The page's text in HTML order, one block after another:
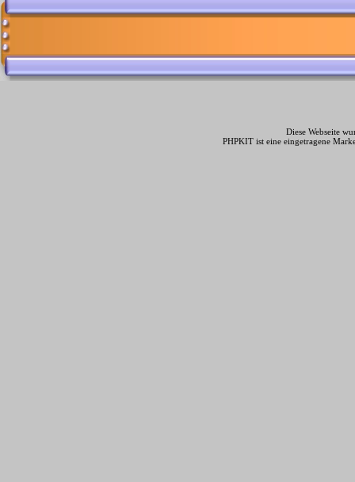
Diese Webseite
PHPKIT ist eine eingetragene